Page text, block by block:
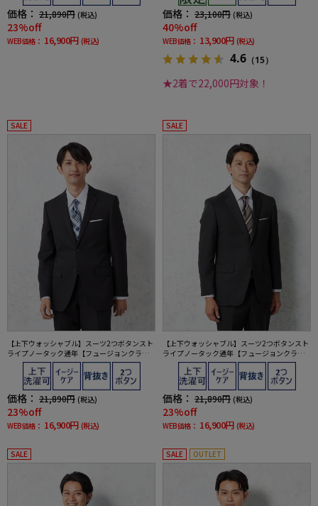
価格： 21,890円 (税込)
23%off
WEB価格： 16,900円 (税込)
価格： 23,100円 (税込)
40%off
WEB価格： 13,900円 (税込)
4.6 （15）
★2着で22,000円対象！
SALE
【上下ウォッシャブル】スーツ2つボタンスト
ライプノータック通年【フュージョンクラ
価格： 21,890円 (税込)
23%off
WEB価格： 16,900円 (税込)
SALE
【上下ウォッシャブル】スーツ2つボタンスト
ライプノータック通年【フュージョンクラ
価格： 21,890円 (税込)
23%off
WEB価格： 16,900円 (税込)
SALE SALE OUTLET